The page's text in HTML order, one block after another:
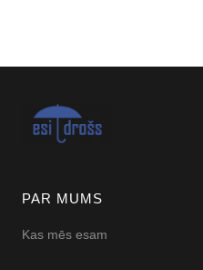
PAR MUMS
Kas mēs esam